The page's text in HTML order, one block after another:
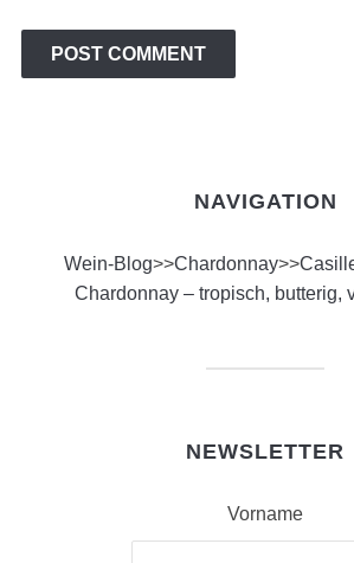
NAVIGATION
Wein-Blog>>Chardonnay>>
Chardonnay – tropisch, butterig,
NEWSLETTER
Vorname